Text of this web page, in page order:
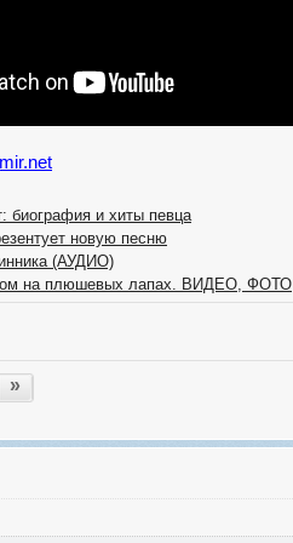
биография и хиты певца
новую песню
(АУДИО)
на плюшевых лапах. ВИДЕО, ФОТО
»